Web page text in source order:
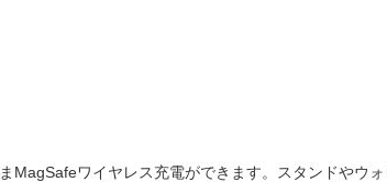
ワイヤレス充電ができます。スタンドやウ